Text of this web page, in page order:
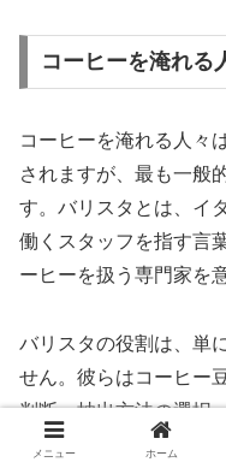
コーヒーを淹れる
コーヒーを淹れる人々
されますが、最も一般
す。バリスタとは、イ
働くスタッフを指す言
ーヒーを扱う専門家を
バリスタの役割は、単
せん。彼らはコーヒー
判断、抽出方法の選択
付けに至るまで、コー
メニュー ホーム